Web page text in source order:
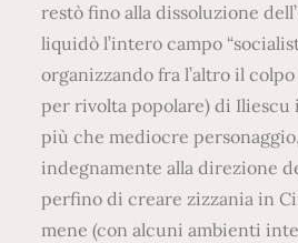
restò fino alla dissoluzione
liquidò l’intero campo
organizzando fra l’altro il
per rivolta popolare) di Iliescu
più che mediocre
indegnamente alla direzione
perfino di creare zizzania in
mene (con alcuni ambienti